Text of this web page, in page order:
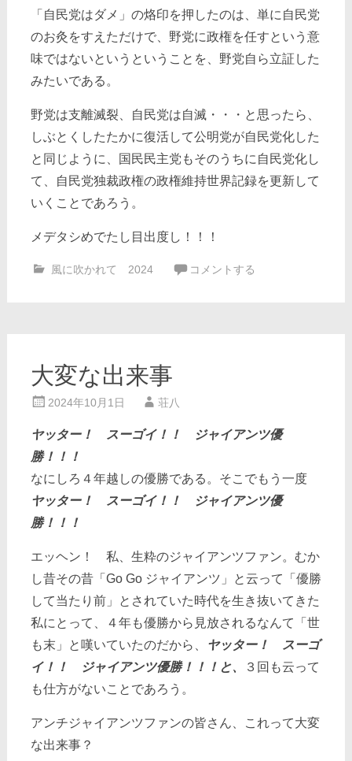
「自民党はダメ」の烙印を押したのは、単に自民党
のお灸をすえただけで、野党に政権を任すという意
味ではないというということを、野党自ら立証した
みたいである。
野党は支離滅裂、自民党は自滅・・・と思ったら、
しぶとくしたたかに復活して公明党が自民党化した
と同じように、国民民主党もそのうちに自民党化し
て、自民党独裁政権の政権維持世界記録を更新して
いくことであろう。
メデタシめでたし目出度し！！！
風に吹かれて 2024 コメントする
大変な出来事
2024年10月1日 荘八
ヤッター！ スーゴイ！！ ジャイアンツ優
勝！！！
なにしろ４年越しの優勝である。そこでもう一度
ヤッター！ スーゴイ！！ ジャイアンツ優
勝！！！
エッヘン！ 私、生粋のジャイアンツファン。むか
し昔その昔「Go Go ジャイアンツ」と云って「優勝
して当たり前」とされていた時代を生き抜いてきた
私にとって、４年も優勝から見放されるなんて「世
も末」と嘆いていたのだから、
ヤッター！ スーゴ
イ！！ ジャイアンツ優勝！！！と、
３回も云って
も仕方がないことであろう。
アンチジャイアンツファンの皆さん、これって大変
な出来事？